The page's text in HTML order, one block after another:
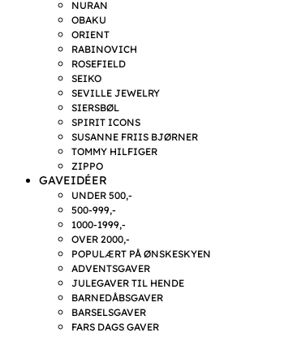
NURAN
OBAKU
ORIENT
RABINOVICH
ROSEFIELD
SEIKO
SEVILLE JEWELRY
SIERSBØL
SPIRIT ICONS
SUSANNE FRIIS BJØRNER
TOMMY HILFIGER
ZIPPO
GAVEIDÉER
UNDER 500,-
500-999,-
1000-1999,-
OVER 2000,-
POPULÆRT PÅ ØNSKESKYEN
ADVENTSGAVER
JULEGAVER TIL HENDE
BARNEDÅBSGAVER
BARSELSGAVER
FARS DAGS GAVER